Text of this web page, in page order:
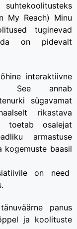
suhtekoolitusteks
My Reach) Minu
tuginevad
on pidevalt
interaktiivne
See annab
sügavamat
rikastava
toetab osalejat
armastuse
kogemuste baasil
on need
panus
ja koolituste